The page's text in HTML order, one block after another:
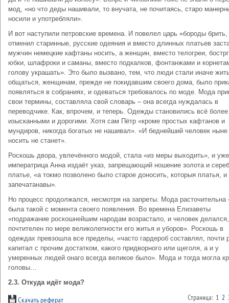
мод, «но что деды нашивали, то внучата, не почитаясь, старо
носили и употребляли».
И вот наступили петровские времена. И повелел царь «бороды брить,
отменил старинные, русские одеяния и вместо длинных платьев
мужчин немецкие кафтаны носить, а женщин, вместо телогреи,
юбки, шлафроки и саманы, вместо подкалков, фонтанжами и
голову украшать». Это было вызвано, тем, что люди стали иначе
общаться, женщинам, прежде не покидавшим своего дома, было
появляться в собраниях, и одеваться требовалось по моде. Мода
свои термины, составляла свой словарь – она всегда нуждалась в
переводчике. Как, впрочем, и теперь. Одежды становились всё более
изысканными и дорогими. Хотя сам Пётр «кроме простых кафтанов и
мундиров, никогда богатых не нашивал». «И беднейший человек ныне
носить не станет».
Роскошь двора, увлечённого модой, стала «из меры выходить», и уже
императрица Анна издаёт указ, запрещающий ношение золота и
платье, «а токмо позволено было старое доносить, которыя платья,
запечатанавы».
Но процесс продолжался, несмотря на запреты. Мода расточительна
была такой с момента своего появления. Во времена Елизаветы
«подражание роскошнейшим народам возрастало, и человек делался,
почтителен по мере великолепности его житья и уборов». Роскошь в
одеждах превзошла все пределы, «часто гардероб составлял, почти
капитал с прочим достатком, какого придворного или щеголя, а и у
умеренных людей онаго всегда великое было». Мода и тогда могла
головы…
2.3. Откуда идёт мода?
Скачать реферат Страница: 1 2